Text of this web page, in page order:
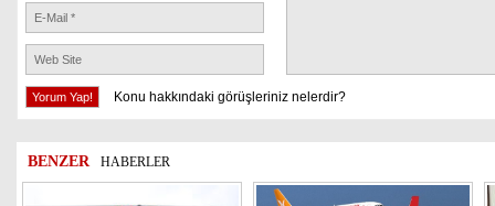
Konu hakkındaki görüşleriniz nelerdir?
BENZER HABERLER